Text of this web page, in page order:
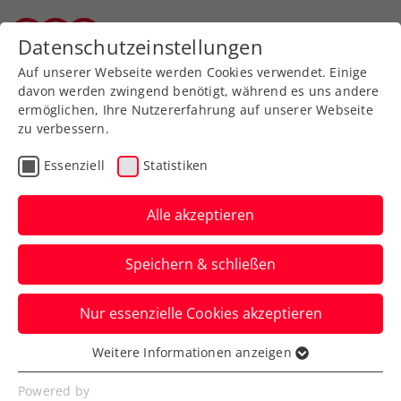
Turniere
Red Bull BassLine: Rublev
und Monfils schlagen in
der Wiener Stadthalle auf
Die ersten zwei Topstars des
Tennisspektakels im Vorfeld der Erste
Bank Open 2025 stehen fest.
Verfasst von: Presseaussendung / Redaktion, 26.09.2025
Datenschutzeinstellungen
Auf unserer Webseite werden Cookies verwendet. Einige
davon werden zwingend benötigt, während es uns andere
ermöglichen, Ihre Nutzererfahrung auf unserer Webseite
zu verbessern.
Essenziell Statistiken
Alle akzeptieren
Speichern & schließen
Nur essenzielle Cookies akzeptieren
Essenziell
Essenzielle Cookies werden für grundlegende
Weitere Informationen anzeigen
Powered by